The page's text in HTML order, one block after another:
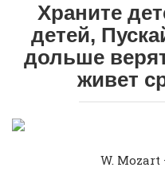
Храните
детей,
дольше
живет
W. Mozart